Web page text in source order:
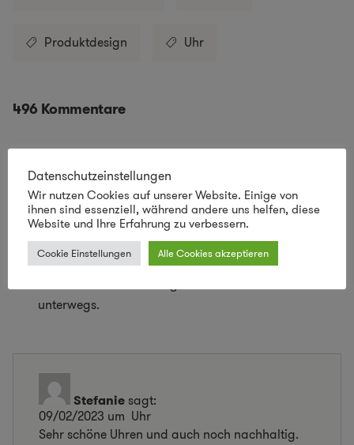
Produktdesign Uhr
496 Kommentare
Gueni sagt:
12/02/2023 um Uhr
Ich finde es gut wenn die Uhr mir gehören würde,
denn
unterwegs.
Stefaniesagt:
09/02/2023 um Uhr
Sehr schöne Uhren und auch noch nachhaltig.
Datenschutzeinstellungen
Wir nutzen Cookies auf unserer Website. Einige von
ihnen sind essenziell, während andere uns helfen, diese
Website und Ihre Erfahrung zu verbessern.
Cookie Einstellungen Alle Cookies akzeptieren